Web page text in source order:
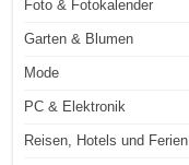
Foto & Fotokalender
Garten & Blumen
Mode
PC & Elektronik
Reisen, Hotels und Ferien